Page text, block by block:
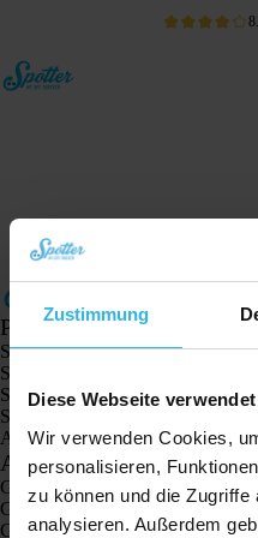
Zustimmung
Diese Webseite
Wir verwenden Cookies,
personalisieren,
zu können und die
analysieren. Außerdem
Produkte
Spotter GPS-Tracker X10
Spotter Senior GPS-Uhr
Spotter GPS-Uhr Explorer
Spotter GPS-Uhr für Kinder
Animal Spotter
Anwendungen
GPS-Tracker
GPS-Tracker für Kinder
GPS-Uhren für Kinder